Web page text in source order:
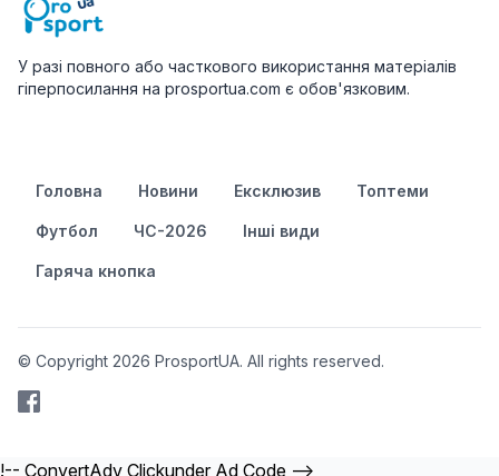
У разі повного або часткового використання матеріалів
гіперпосилання на prosportua.com є обов'язковим.
Головна Новини Ексклюзив Топтеми
Футбол ЧС-2026 Інші види
Гаряча кнопка
© Copyright 2026 ProsportUA. All rights reserved.
!-- ConvertAdv Clickunder Ad Code -->